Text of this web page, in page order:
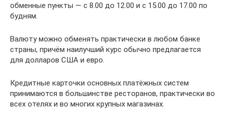
обменные пункты — с 8.00 до 12.00 и с 15.00 до 17.00 по
будням.
Валюту можно обменять практически в любом банке
страны, причём наилучший курс обычно предлагается
для долларов США и евро.
Кредитные карточки основных платёжных систем
принимаются в большинстве ресторанов, практически во
всех отелях и во многих крупных магазинах.